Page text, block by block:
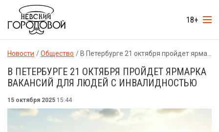
18+
Новости Общество В Петербурге 21 октября пройдет ярмарка вакансий для людей с инвалидностью
В ПЕТЕРБУРГЕ 21 ОКТЯБРЯ ПРОЙДЕТ ЯРМАРКА
ВАКАНСИЙ ДЛЯ ЛЮДЕЙ С ИНВАЛИДНОСТЬЮ
15 октября 2025 15:44